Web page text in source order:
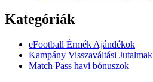
Kategóriák
eFootball Érmék Ajándékok
Kampány Visszaváltási Jutalmak
Match Pass havi bónuszok